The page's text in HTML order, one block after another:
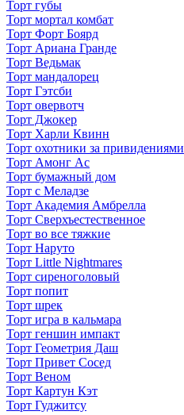
Торт губы
Торт мортал комбат
Торт Форт Боярд
Торт Ариана Гранде
Торт Ведьмак
Торт мандалорец
Торт Гэтсби
Торт овервотч
Торт Джокер
Торт Харли Квинн
Торт охотники за привидениями
Торт Амонг Ас
Торт бумажный дом
Торт с Меладзе
Торт Академия Амбрелла
Торт Сверхъестественное
Торт во все тяжкие
Торт Наруто
Торт Little Nightmares
Торт сиреноголовый
Торт попит
Торт шрек
Торт игра в кальмара
Торт геншин импакт
Торт Геометрия Даш
Торт Привет Сосед
Торт Веном
Торт Картун Кэт
Торт Гуджитсу